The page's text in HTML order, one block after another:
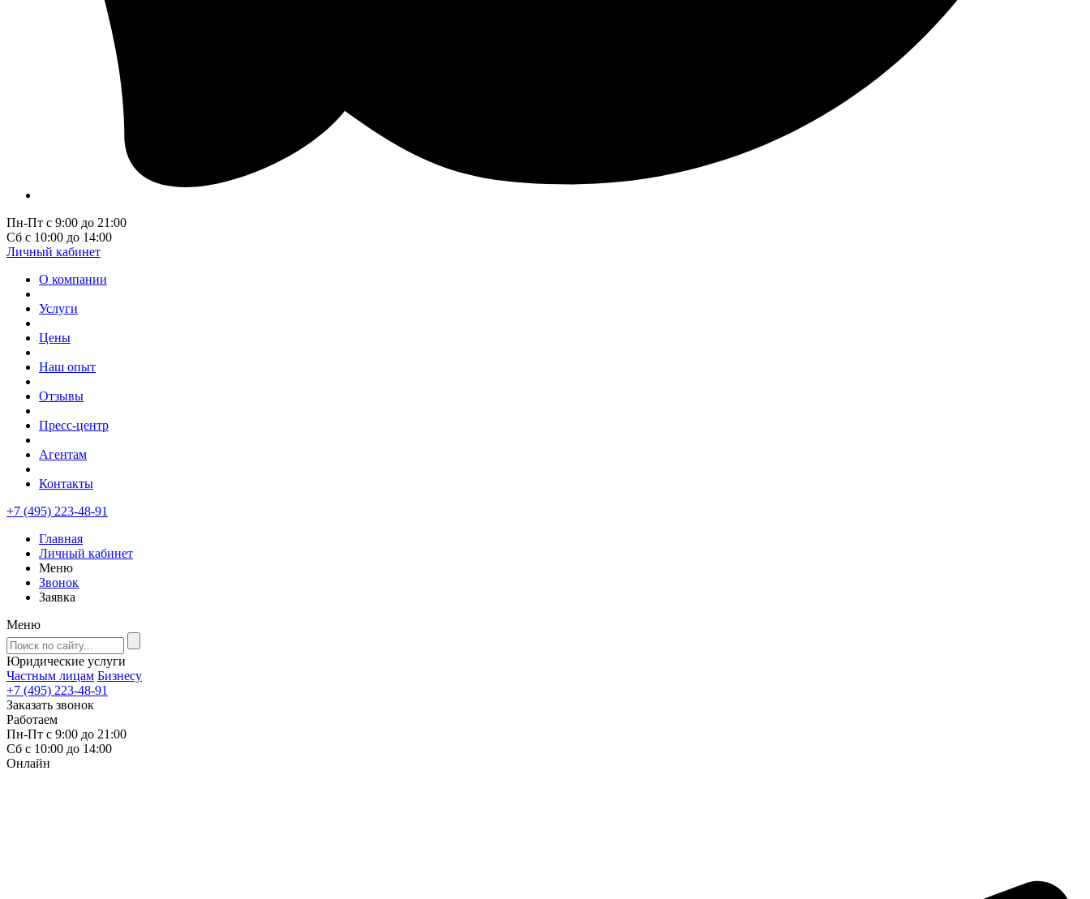
Пн-Пт с 9:00 до 21:00
Сб с 10:00 до 14:00
Личный кабинет
О компании
Услуги
Цены
Наш опыт
Отзывы
Пресс-центр
Агентам
Контакты
+7 (495) 223-48-91
Главная
Личный кабинет
Меню
Звонок
Заявка
Меню
Юридические услуги
Частным лицам Бизнесу
+7 (495) 223-48-91
Заказать звонок
Работаем
Пн-Пт с 9:00 до 21:00
Сб с 10:00 до 14:00
Онлайн